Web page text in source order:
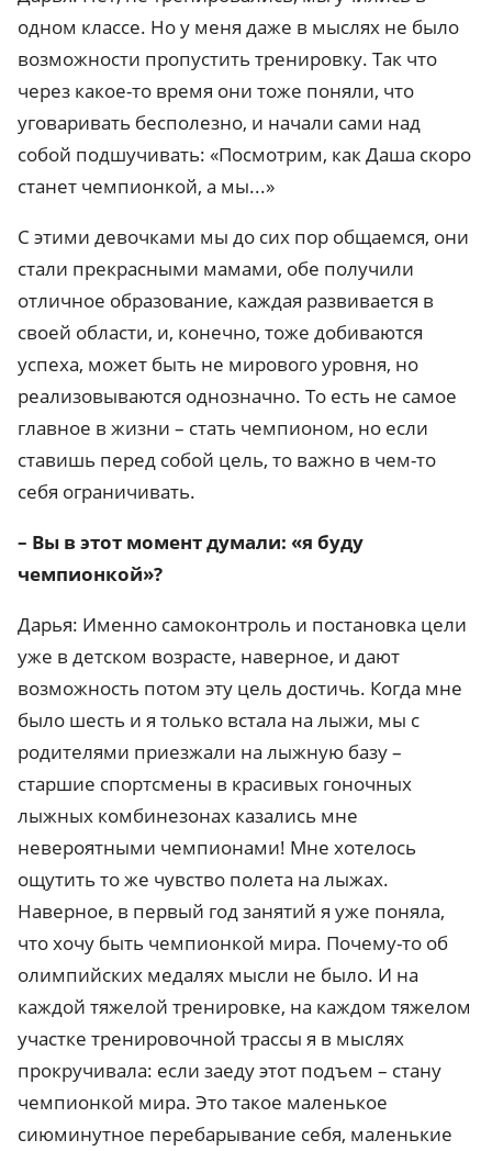
одном классе. Но у меня даже в мыслях не было
возможности пропустить тренировку. Так что
через какое-то время они тоже поняли, что
уговаривать бесполезно, и начали сами над
собой подшучивать: «Посмотрим, как Даша скоро
станет чемпионкой, а мы...»
С этими девочками мы до сих пор общаемся, они
стали прекрасными мамами, обе получили
отличное образование, каждая развивается в
своей области, и, конечно, тоже добиваются
успеха, может быть не мирового уровня, но
реализовываются однозначно. То есть не самое
главное в жизни – стать чемпионом, но если
ставишь перед собой цель, то важно в чем-то
себя ограничивать.
– Вы в этот момент думали: «я буду
чемпионкой»?
Дарья: Именно самоконтроль и постановка цели
уже в детском возрасте, наверное, и дают
возможность потом эту цель достичь. Когда мне
было шесть и я только встала на лыжи, мы с
родителями приезжали на лыжную базу –
старшие спортсмены в красивых гоночных
лыжных комбинезонах казались мне
невероятными чемпионами! Мне хотелось
ощутить то же чувство полета на лыжах.
Наверное, в первый год занятий я уже поняла,
что хочу быть чемпионкой мира. Почему-то об
олимпийских медалях мысли не было. И на
каждой тяжелой тренировке, на каждом тяжелом
участке тренировочной трассы я в мыслях
прокручивала: если заеду этот подъем – стану
чемпионкой мира. Это такое маленькое
сиюминутное перебарывание себя, маленькие